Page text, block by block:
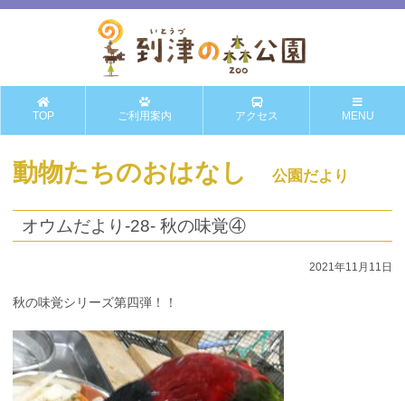
TOP ご利用案内 アクセス MENU
動物たちのおはなし 公園だより
オウムだより-28- 秋の味覚④
2021年11月11日
秋の味覚シリーズ第四弾！！